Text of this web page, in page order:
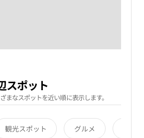
スポット
まなスポットを近い順に表示します。
観光スポット グルメ